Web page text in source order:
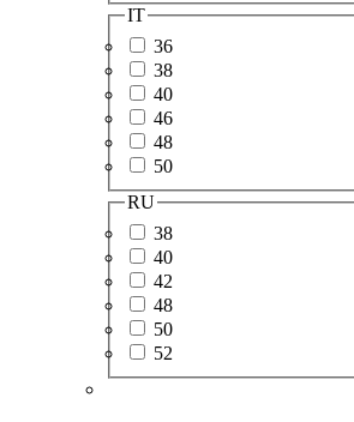
IT
36
38
40
46
48
50
RU
38
40
42
48
50
52